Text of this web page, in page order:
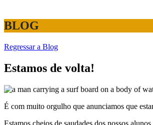
BLOG
Regressar a Blog
Estamos de volta!
É com muito orgulho que anunciamos que
Estamos cheios de saudades dos nossos